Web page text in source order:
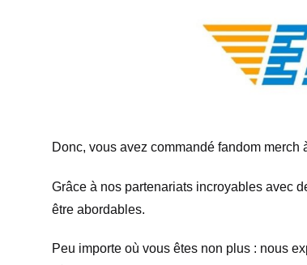
Donc, vous avez commandé fandom merch
Grâce à nos partenariats incroyables avec
être abordables.
Peu importe où vous êtes non plus : nous